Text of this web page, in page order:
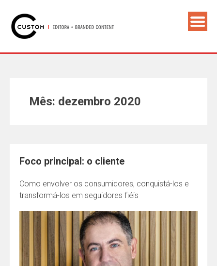
Mês: dezembro 2020
Foco principal: o cliente
Como envolver os consumidores, conquistá-los e
transformá-los em seguidores fiéis